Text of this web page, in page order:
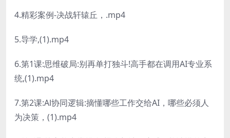
4.精彩案例-决战轩辕丘，.mp4
5.导学,(1).mp4
6.第1课:思维破局:别再单打独斗!高手都在调用AI专业系
统,(1).mp4
7.第2课:Al协同逻辑:摘懂哪些工作交给AI，哪些必须人
为决策，(1).mp4